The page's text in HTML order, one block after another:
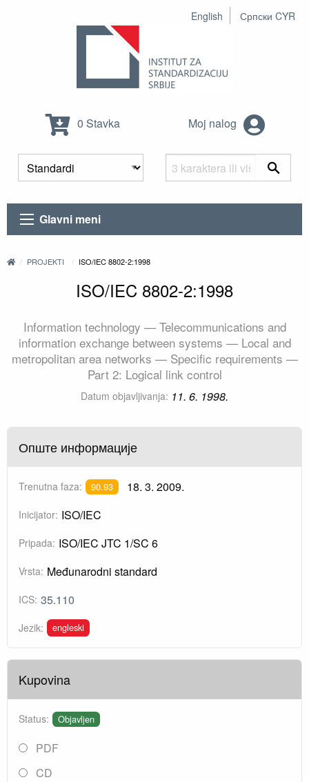
English Српски CYR
0 Stavka Moj nalog
Glavni meni
PROJEKTI ISO/IEC 8802-2:1998
ISO/IEC 8802-2:1998
Information technology — Telecommunications and
information exchange between systems — Local and
metropolitan area networks — Specific requirements —
Part 2: Logical link control
Datum objavljivanja: 11. 6. 1998.
Опште информације
Trenutna faza: 90.93 18. 3. 2009.
Inicijator: ISO/IEC
Pripada: ISO/IEC JTC 1/SC 6
Vrsta: Međunarodni standard
ICS: 35.110
Jezik: engleski
Kupovina
Status: Objavljen
PDF
CD